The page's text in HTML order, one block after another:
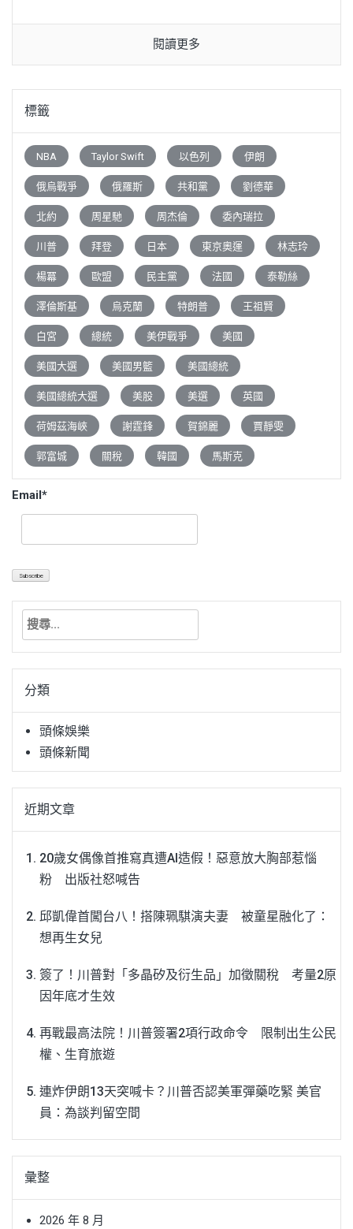
閱讀更多
標籤
NBA Taylor Swift 以色列 伊朗
俄烏戰爭 俄羅斯 共和黨 劉德華
北約 周星馳 周杰倫 委內瑞拉
川普 拜登 日本 東京奧運 林志玲
楊冪 歐盟 民主黨 法國 泰勒絲
澤倫斯基 烏克蘭 特朗普 王祖賢
白宮 總統 美伊戰爭 美國
美國大選 美國男籃 美國總統
美國總統大選 美股 美選 英國
荷姆茲海峽 謝霆鋒 賀錦麗 賈靜雯
郭富城 關稅 韓國 馬斯克
Email*
搜
關
字:分類
頭條娛樂
頭條新聞
近期文章
20歲女偶像首推寫真遭AI造假！惡意放大胸部惹惱
粉 出版社怒喊告
邱凱偉首闖台八！搭陳珮騏演夫妻 被童星融化了：
想再生女兒
簽了！川普對「多晶矽及衍生品」加徵關稅 考量2原
因年底才生效
再戰最高法院！川普簽署2項行政命令 限制出生公民
權、生育旅遊
連炸伊朗13天突喊卡？川普否認美軍彈藥吃緊 美官
員：為談判留空間
彙整
2026 年 8 月